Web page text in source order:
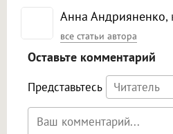
Анна Андрияненко,
все статьи автора
Оставьте комментарий
Представьтесь